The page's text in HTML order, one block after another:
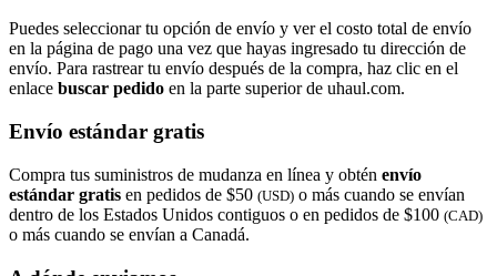
Puedes seleccionar tu opción de envío y ver el costo total de envío
en la página de pago una vez que hayas ingresado tu dirección de
envío. Para rastrear tu envío después de la compra, haz clic en el
enlace buscar pedido​​​​​​​ en la parte superior de uhaul.com.
Envío estándar gratis
Compra tus suministros de mudanza en línea y obtén envío
estándar gratis en pedidos de $50 (USD) o más cuando se envían
dentro de los Estados Unidos contiguos o en pedidos de $100 (CAD)
o más cuando se envían a Canadá.